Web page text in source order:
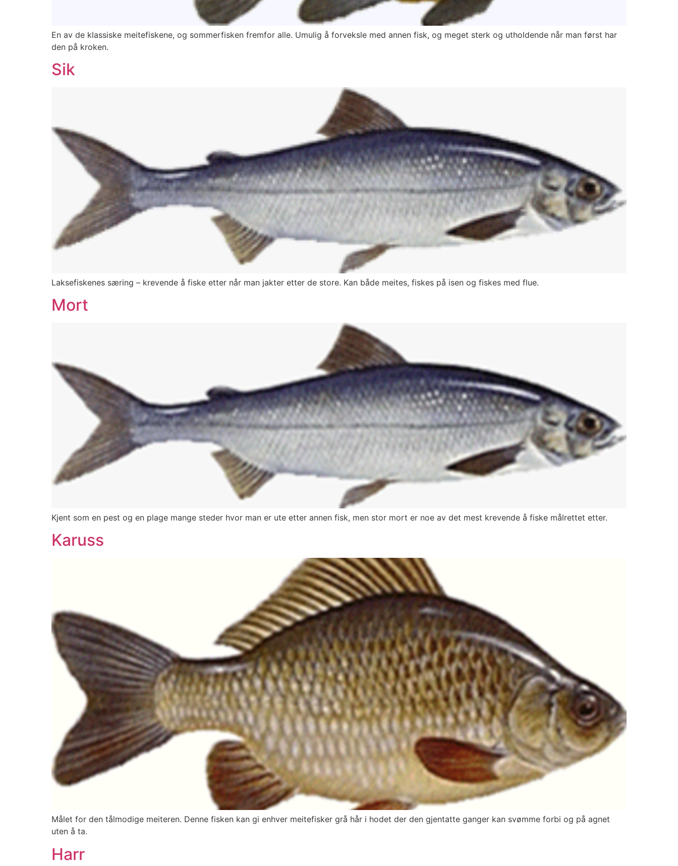
En av de klassiske meitefiskene, og sommerfisken fremfor alle. Umulig å forveksle med annen fisk, og meget sterk og utholdende når man først har
den på kroken.
Sik
Laksefiskenes særing – krevende å fiske etter når man jakter etter de store. Kan både meites, fiskes på isen og fiskes med flue.
Mort
Kjent som en pest og en plage mange steder hvor man er ute etter annen fisk, men stor mort er noe av det mest krevende å fiske målrettet etter.
Karuss
Målet for den tålmodige meiteren. Denne fisken kan gi enhver meitefisker grå hår i hodet der den gjentatte ganger kan svømme forbi og på agnet
uten å ta.
Harr